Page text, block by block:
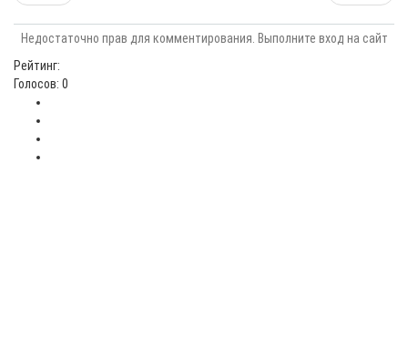
Недостаточно прав для комментирования. Выполните вход на сайт
Рейтинг:
Голосов: 0